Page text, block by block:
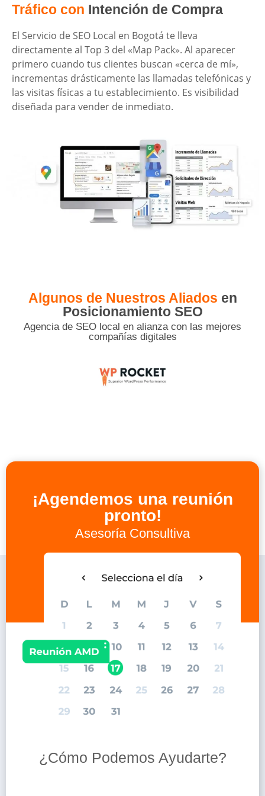
Tráfico con Intención de Compra
El Servicio de SEO Local en Bogotá te lleva
directamente al Top 3 del «Map Pack». Al aparecer
primero cuando tus clientes buscan «cerca de mí»,
incrementas drásticamente las llamadas telefónicas y
las visitas físicas a tu establecimiento. Es visibilidad
diseñada para vender de inmediato.
Algunos de Nuestros Aliados en
Posicionamiento SEO
Agencia de SEO local en alianza con las mejores
compañías digitales
¡Agendemos una reunión
pronto!
Asesoría Consultiva
¿Cómo Podemos Ayudarte?